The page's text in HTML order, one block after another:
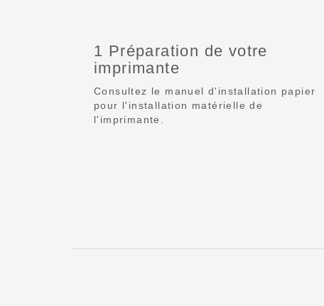
1 Préparation de votre
imprimante
Consultez le manuel d'installation papier
pour l'installation matérielle de
l'imprimante.